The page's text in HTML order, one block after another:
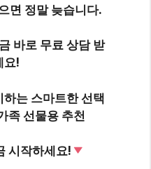
면 정말 늦습니다.
바로 무료 상담 받
요!
는 스마트한 선택
족 선물용 추천
시작하세요!